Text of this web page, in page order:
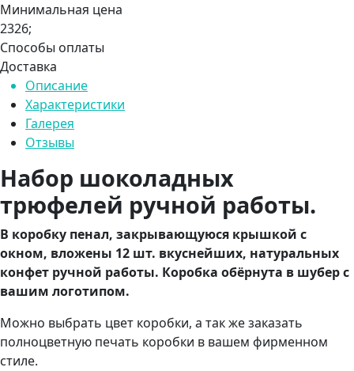
Минимальная цена
2326;
Способы оплаты
Доставка
Описание
Характеристики
Галерея
Отзывы
Набор шоколадных
трюфелей ручной работы.
В коробку пенал, закрывающуюся крышкой с
окном, вложены 12 шт. вкуснейших, натуральных
конфет ручной работы. Коробка обёрнута в шубер с
вашим логотипом.
Можно выбрать цвет коробки, а так же заказать
полноцветную печать коробки в вашем фирменном
стиле.